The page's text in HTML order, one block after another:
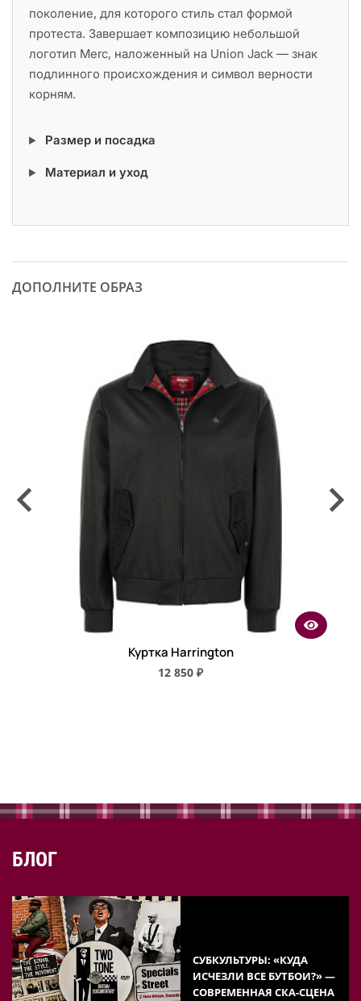
поколение, для которого стиль стал формой
протеста. Завершает композицию небольшой
логотип Merc, наложенный на Union Jack — знак
подлинного происхождения и символ верности
корням.
Размер и посадка
Материал и уход
ДОПОЛНИТЕ ОБРАЗ
Куртка Harrington
12 850 ₽
БЛОГ
СУБКУЛЬТУРЫ: «КУДА
ИСЧЕЗЛИ ВСЕ БУТБОИ?» —
СОВРЕМЕННАЯ СКА-СЦЕНА